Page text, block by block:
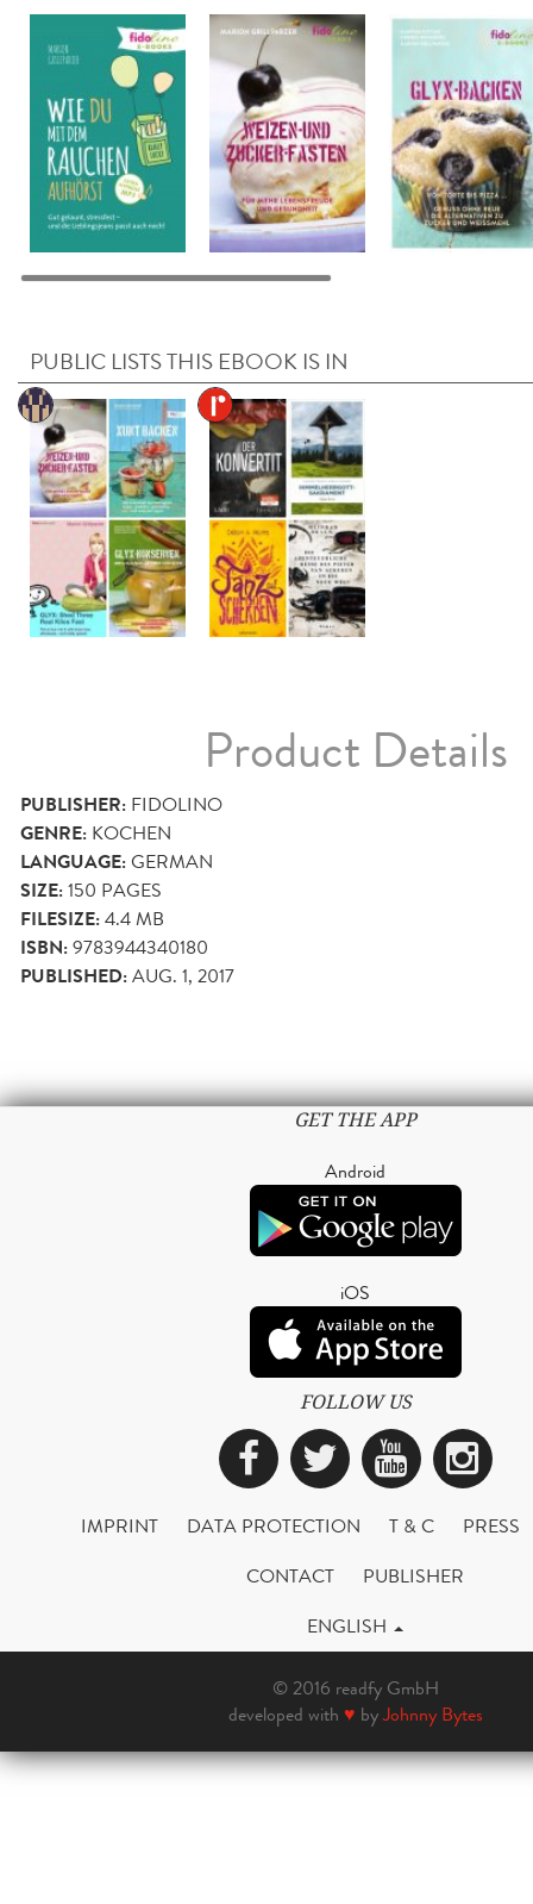
PUBLIC LISTS THIS EBOOK IS IN
Product Details
PUBLISHER: FIDOLINO
GENRE: KOCHEN
LANGUAGE:GERMAN
SIZE:150 PAGES
FILESIZE:4.4 MB
ISBN:9783944340180
PUBLISHED:AUG. 1, 2017
GET THE APP
Android
iOS
FOLLOW US
Facebook
Twitter
IMPRINT DATA PROTECTION T & C
PRESS
CONTACT
PUBLISHER
ENGLISH
© 2016 readfy GmbH
developed with ♥ byJohnny Bytes